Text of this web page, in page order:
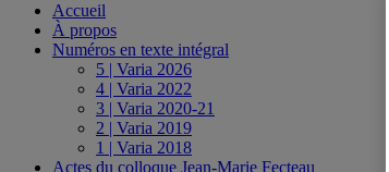
Accueil
À propos
Numéros en texte intégral
5 | Varia 2026
4 | Varia 2022
3 | Varia 2020-21
2 | Varia 2019
1 | Varia 2018
Actes du colloque Jean-Marie Fecteau